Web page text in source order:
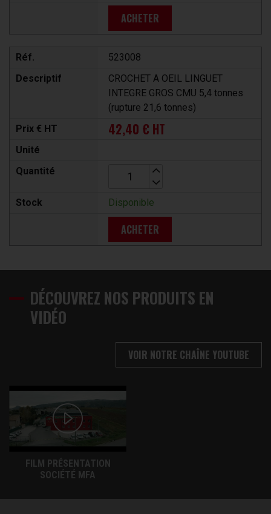
ACHETER
Réf.
523008
Descriptif
CROCHET A OEIL LINGUET
INTEGRE GROS CMU 5,4 tonnes
(rupture 21,6 tonnes)
Prix € HT
42,40 € HT
Unité
Quantité
Stock Disponible
ACHETER
DÉCOUVREZ NOS PRODUITS EN
VIDÉO
VOIR NOTRE CHAÎNE YOUTUBE
FILM PRÉSENTATION
SOCIÉTÉ MFA